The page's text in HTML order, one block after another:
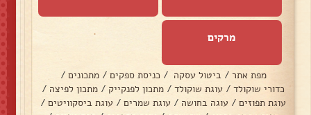
מרקים
מפת אתר / ביטול עסקה / כניסת ספקים / מתכונים /
כדורי שוקולד / עוגת שוקולד / מתכון לפנקייק / מתכון לפיצה /
עוגת תפוזים / עוגה בחושה / עוגת שמרים / עוגת ביסקוויטים /